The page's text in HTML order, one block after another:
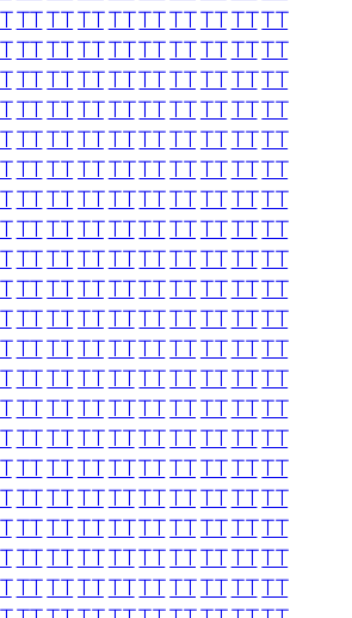
TTTTTTTTTTTTTTTTTT
TTTTTTTTTTTTTTTTTT
TTTTTTTTTTTTTTTTTT
TTTTTTTTTTTTTTTTTT
TTTTTTTTTTTTTTTTTT
TTTTTTTTTTTTTTTTTT
TTTTTTTTTTTTTTTTTT
TTTTTTTTTTTTTTTTTT
TTTTTTTTTTTTTTTTTT
TTTTTTTTTTTTTTTTTT
TTTTTTTTTTTTTTTTTT
TTTTTTTTTTTTTTTTTT
TTTTTTTTTTTTTTTTTT
TTTTTTTTTTTTTTTTTT
TTTTTTTTTTTTTTTTTT
TTTTTTTTTTTTTTTTTT
TTTTTTTTTTTTTTTTTT
TTTTTTTTTTTTTTTTTT
TTTTTTTTTTTTTTTTTT
TTTTTTTTTTTTTTTTTT